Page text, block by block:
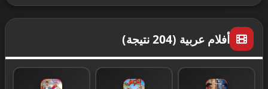
الكل 204
أفلام عربية (204 نتيجة)